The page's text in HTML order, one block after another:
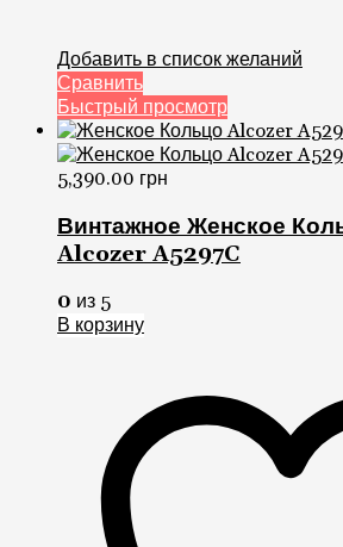
Добавить в список желаний
Сравнить
Быстрый просмотр
5,390.00 грн
Винтажное Женское
Alcozer A5297C
0 из 5
В корзину